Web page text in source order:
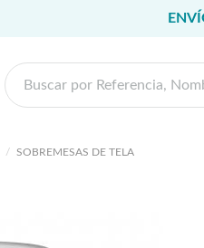
SOBREMESAS DE TELA